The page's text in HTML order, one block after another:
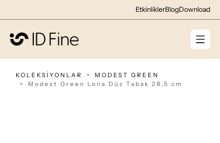
EtkinliklerBlogDownload
KOLEKSİYONLAR
MODEST GREEN
Modest Green Lona Düz Tabak 28,5 cm